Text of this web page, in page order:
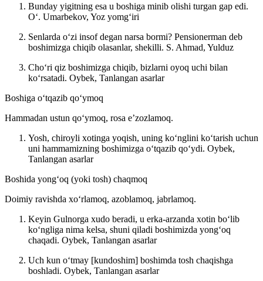
Bunday yigitning esa u boshiga minib olishi turgan gap edi.
Oʻ. Umarbekov, Yoz yomgʻiri
Senlarda oʻzi insof degan narsa bormi? Pensionerman deb
boshimizga chiqib olasanlar, shekilli. S. Ahmad, Yulduz
Choʻri qiz boshimizga chiqib, bizlarni oyoq uchi bilan
koʻrsatadi. Oybek, Tanlangan asarlar
Boshiga oʻtqazib qoʻymoq
Hammadan ustun qoʻymoq, rosa eʼzozlamoq.
Yosh, chiroyli xotinga yoqish, uning koʻnglini koʻtarish uchun
uni hammamizning boshimizga oʻtqazib qoʻydi. Oybek,
Tanlangan asarlar
Boshida yongʻoq (yoki tosh) chaqmoq
Doimiy ravishda xoʻrlamoq, azoblamoq, jabrlamoq.
Keyin Gulnorga xudo beradi, u erka-arzanda xotin boʻlib
koʻngliga nima kelsa, shuni qiladi boshimizda yongʻoq
chaqadi. Oybek, Tanlangan asarlar
Uch kun oʻtmay [kundoshim] boshimda tosh chaqishga
boshladi. Oybek, Tanlangan asarlar